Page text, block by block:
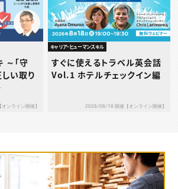
～「守
しい取り
ンライン開催】
キャリア・ヒューマンスキル
すぐに使えるトラベル英会話
Vol.1 ホテルチェックイン編
2026/08/18 開催【オンライン開催】